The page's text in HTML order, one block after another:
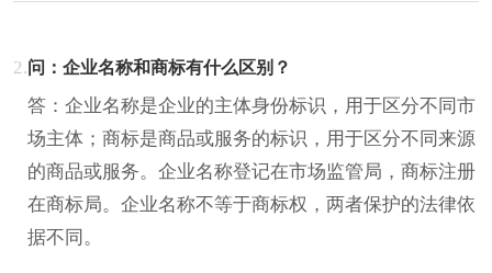
2.问：企业名称和商标有什么区别？
答：企业名称是企业的主体身份标识，用于区分不同市
场主体；商标是商品或服务的标识，用于区分不同来源
的商品或服务。企业名称登记在市场监管局，商标注册
在商标局。企业名称不等于商标权，两者保护的法律依
据不同。